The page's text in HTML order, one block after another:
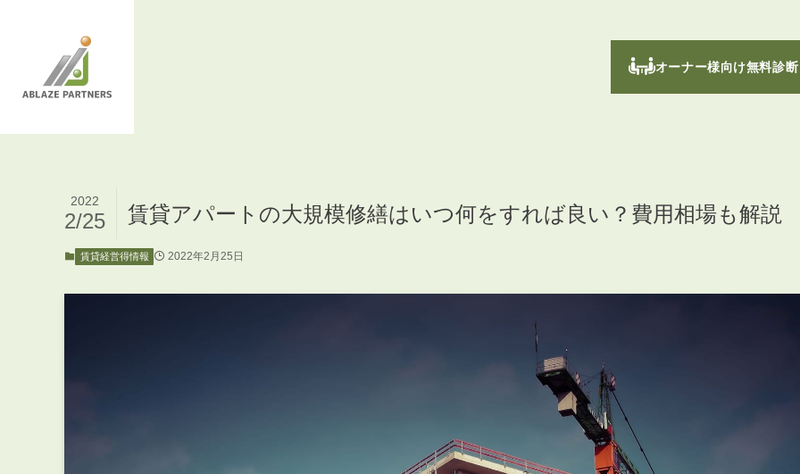
オーナー様向け無料診断
賃貸アパートの大規模修繕はいつ何をすれば良い？費用相場も解説
2022
2/25
賃貸経営得情報 2022年2月25日